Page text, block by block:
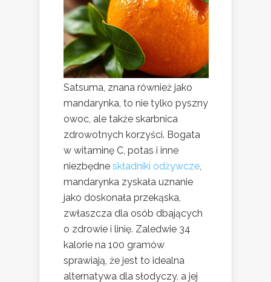
Satsuma, znana również jako
mandarynka, to nie tylko pyszny
owoc, ale także skarbnica
zdrowotnych korzyści. Bogata
w witaminę C, potas i inne
niezbędne składniki odżywcze,
mandarynka zyskała uznanie
jako doskonała przekąska,
zwłaszcza dla osób dbających
o zdrowie i linię. Zaledwie 34
kalorie na 100 gramów
sprawiają, że jest to idealna
alternatywa dla słodyczy, a jej